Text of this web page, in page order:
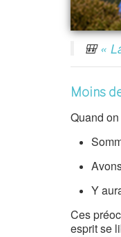
🎒«
Moins
Quand
Y
Ces
esprit se